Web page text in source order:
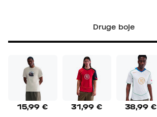
Druge boje
15,99 € 31,99 € 38,99 €